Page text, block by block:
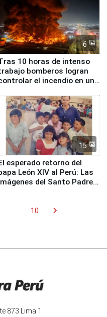
6
10 horas de intenso
bomberos logran
el incendio en una
de Chile
15
esperado retorno del
León XIV al Perú: Las
del Santo Padre
10 chevron_right
873 Lima 1